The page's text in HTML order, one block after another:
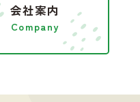
会社案内
Company